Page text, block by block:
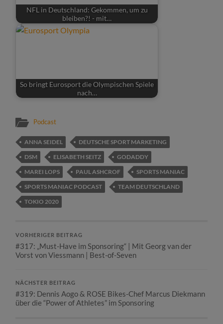
NFL in Deutschland: Gekommen, um zu
bleiben?! - mit…
So bringt Eurosport die Olympischen Spiele
nach…
Podcast
ANNA SEIDEL
DEUTSCHE SPORT MARKETING
DSM
ELISABETH SEITZ
GODADDY
MAREI LOPS
PAUL ASHCROF
SPORTS MANIAC
SPORTS MANIAC PODCAST
TEAM DEUTSCHLAND
TOKIO 2020
VORHERIGER BEITRAG
#317: „Must-Have im Sponsoring“ | Mit Georg van der
Vorst von Viessmann | Best-of-Seven
NÄCHSTER BEITRAG
#319: Dennis Aogo & ROSE Bikes-Chef Marcus Diekmann
über die “Power of Athletes” im Sponsoring